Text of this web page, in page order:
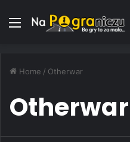
Menu
Home / Otherwar
Otherwar